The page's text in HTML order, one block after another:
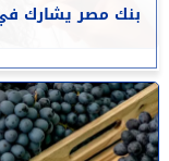
بنك مصر يشارك في